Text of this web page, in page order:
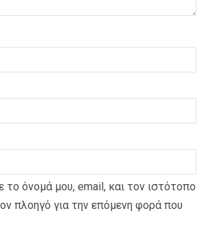
το όνομά μου, email, και τον ιστότοπο
πλοηγό για την επόμενη φορά που